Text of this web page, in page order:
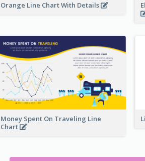
Orange Line Chart With Details
Money Spent On Traveling Line
Chart